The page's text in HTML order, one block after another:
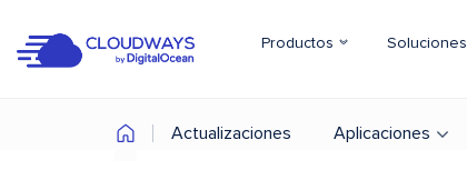
Productos Soluciones
Actualizaciones Aplicaciones